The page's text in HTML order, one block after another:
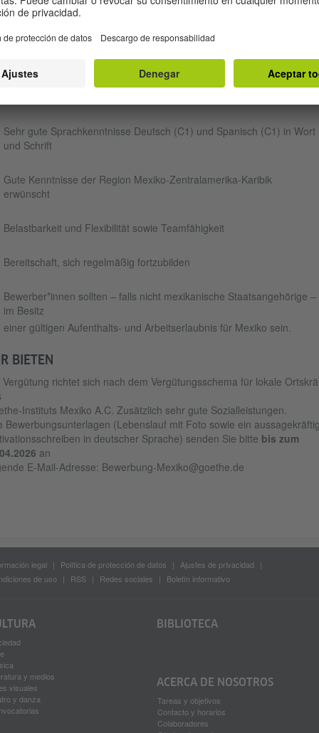
Hochschulabschluss erforderlich und Projektleitungserfahrung
Mehrjährige Berufserfahrung im Projektmanagement wünschenswert
Sehr gute Sprachkenntnisse Deutsch (C1) und Spanisch (C1) in Wort
und Schrift
Gute Kenntnisse der Region Mexiko-Zentralamerika-Karibik
erwünscht
Belastbarkeit und Flexibilität sowie Teamfähigkeit
Bereitschaft, sich regelmäßig fortzubilden
Bewerber*innen sollten – falls nicht mexikanische Staatsangehörige –
im Besitz
einer gültigen Aufenthalts- und Arbeitserlaubnis für Mexiko sein.
BIETEN
Vergütung richtet sich nach dem Vergütungsschema für lokale
Instituts Mexiko A.C. Zusätzlich sehr gute Sozialleistungen.
Bewerbungsunterlagen (Lebenslauf mit Foto sowie ein
in deutscher Sprache) senden Sie bitte bis zum
an
E-Mail-Adresse: Bewerbung-Mexiko@goethe.de
legal Política de protección de datos
Ajustes de privacidad
de uso
RSS Redes sociales Boletín informativo
y medios
visuales
y danza
BIBLIOTECA
ACERCA DE NOSOTROS
Tareas y objetivos
Contacto y horarios
Colaboradores